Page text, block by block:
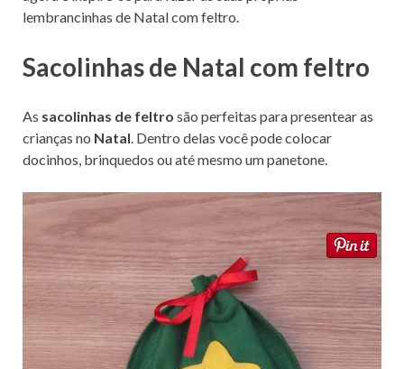
lembrancinhas de Natal com feltro.
Sacolinhas de Natal com feltro
As sacolinhas de feltro são perfeitas para presentear as
crianças no Natal. Dentro delas você pode colocar
docinhos, brinquedos ou até mesmo um panetone.